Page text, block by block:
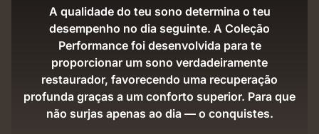
A qualidade do teu sono determina o teu
desempenho no dia seguinte. A Coleção
Performance foi desenvolvida para te
proporcionar um sono verdadeiramente
restaurador, favorecendo uma recuperação
profunda graças a um conforto superior. Para que
não surjas apenas ao dia — o conquistes.